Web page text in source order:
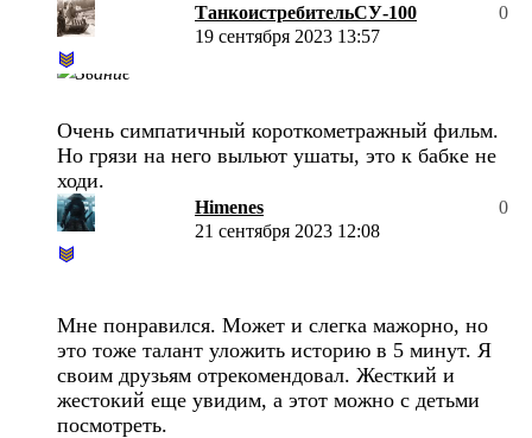
ТанкоистребительСУ-100
0
19 сентября 2023 13:57
Очень симпатичный короткометражный фильм.
Но грязи на него выльют ушаты, это к бабке не
ходи.
Himenes
0
21 сентября 2023 12:08
Мне понравился. Может и слегка мажорно, но
это тоже талант уложить историю в 5 минут. Я
своим друзьям отрекомендовал. Жесткий и
жестокий еще увидим, а этот можно с детьми
посмотреть.